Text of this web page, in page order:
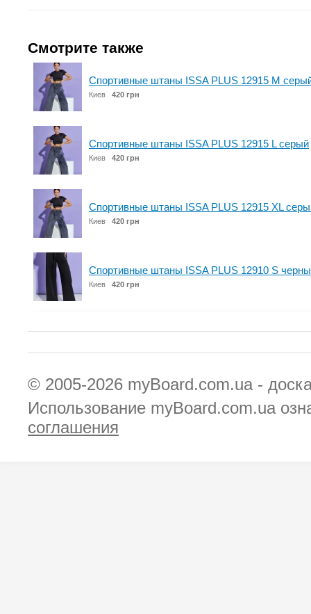
Смотрите также
Спортивные штаны ISSA PLUS 12915 M
Киев 420 грн
Спортивные штаны ISSA PLUS 12915 L серый
Киев 420 грн
Спортивные штаны ISSA PLUS 12915 XL
Киев 420 грн
Спортивные штаны ISSA PLUS 12910 S
Киев 420 грн
© 2005-2026 myBoard.com.ua -
Использование myBoard.com.ua
соглашения